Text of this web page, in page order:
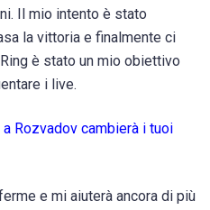
Il mio intento è stato
la vittoria e finalmente ci
è stato un mio obiettivo
i live.
Rozvadov cambierà i tuoi
e mi aiuterà ancora di più